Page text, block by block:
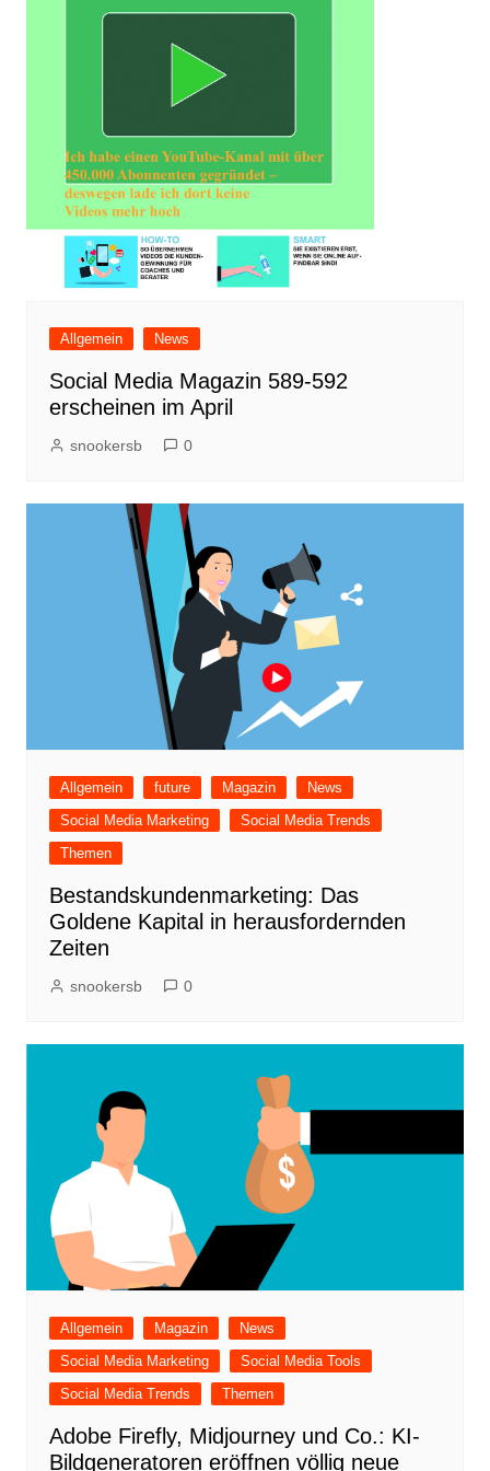
Allgemein News
Social Media Magazin 589-592
erscheinen im April
snookersb 0
Allgemein future Magazin
News
Social Media Marketing
Social Media Trends
Themen
Bestandskundenmarketing: Das
Goldene Kapital in herausfordernden
Zeiten
snookersb 0
Allgemein Magazin
News
Social Media Marketing
Social Media Tools
Social Media Trends
Themen
Adobe Firefly, Midjourney und Co.: KI-
Bildgeneratoren eröffnen völlig neue